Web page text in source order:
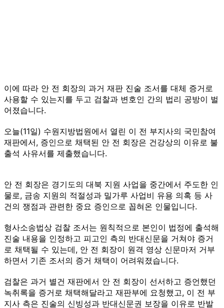
이에 따라 안 전 회장의 과거 재판 진술 조서를 대체 증거로
사용할 수 있는지를 두고 검찰과 변호인 간의 법리 공방이 벌
어졌습니다.
오늘(11일) 수원지방법원에서 열린 이 전 부지사의 국민참여
재판에서, 증인으로 채택된 안 전 회장은 건강상의 이유로 불
출석 사유서를 제출했습니다.
안 전 회장은 경기도의 대북 지원 사업을 중간에서 주도한 인
물로, 금송 지원의 적절성과 밀가루 사업비 유용 의혹 등 사
건의 쟁점과 관련한 중요 증인으로 꼽혀온 인물입니다.
형사소송법상 검찰 조서는 원칙적으로 본인이 법정에 출석해
진술 내용을 인정하고 피고인 측의 반대신문을 거쳐야 증거
로 채택될 수 있는데, 안 전 회장이 원격 영상 신문마저 거부
하면서 기존 조서의 증거 채택이 어려워졌습니다.
검찰은 과거 별건 재판에서 안 전 회장이 선서하고 증언했던
녹취록을 증거로 채택해달라고 재판부에 요청했고, 이 전 부
지사 측은 진술의 신빙성과 반대신문권 보장을 이유로 반발